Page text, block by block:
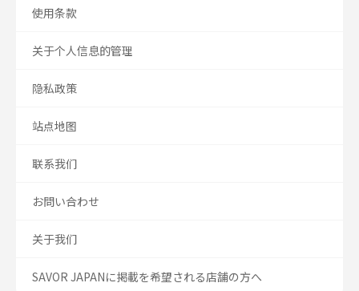
使用条款
关于个人信息的管理
隐私政策
站点地图
联系我们
お問い合わせ
关于我们
SAVOR JAPANに掲載を希望される店舗の方へ